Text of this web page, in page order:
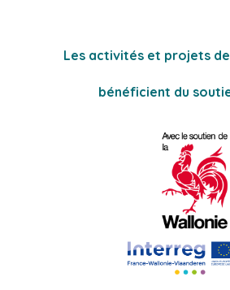
Les activités et projets
bénéficient du